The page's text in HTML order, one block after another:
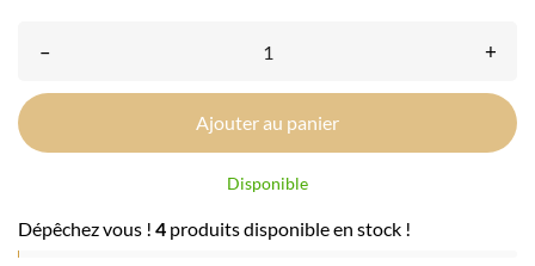
– +
Ajouter au panier
Disponible
Dépêchez vous ! 4 produits disponible en stock !